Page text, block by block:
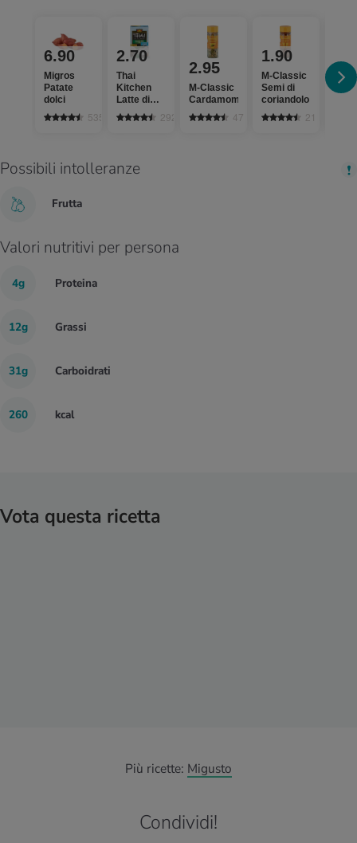
6.90
Migros
Patate
dolci
535
2.70
Thai
Kitchen
Latte di
cocco light292
2.95
M-Classic
Cardamomo
47
1.90
M-Classic
Semi di
coriandolo
21
M-
Possibili intolleranze
Frutta
Valori nutritivi per persona
4g Proteina
12g Grassi
31g Carboidrati
260 kcal
Vota questa ricetta
Più ricette: Migusto
Condividi!